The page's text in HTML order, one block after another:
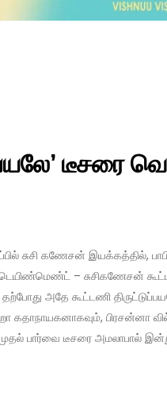
டீசரை
சுசி கணேசன் இயக்கத்தில்,
– சுசிகணேசன்
அதே கூட்டணி
கதாநாயகனாகவும், பிரசன்னா
பார்வை டீசரை அமலாபால்